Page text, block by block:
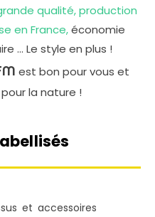
qualité, production
en France,économie
… Le style en plus !
est bon pour vous et
pour la nature !
et accessoires